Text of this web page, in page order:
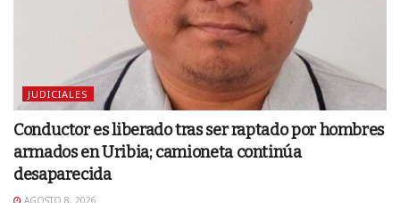
JUDICIALES
Conductor es liberado tras ser raptado por hombres
armados en Uribia; camioneta continúa
desaparecida
AGOSTO 8, 2026